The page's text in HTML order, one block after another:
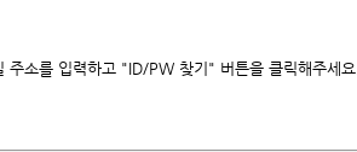
주소를 입력하고 "ID/PW 찾기" 버튼을 클릭해주세요.